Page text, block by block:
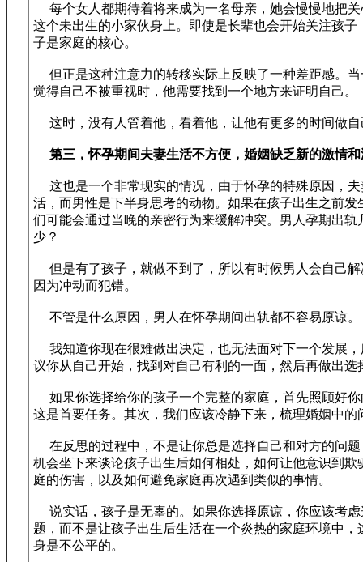
每个女人都期待着将来成为一名母亲，她会慢慢地把关
这个未出生的小家伙身上。即使是长辈也会开始关注孩子
子是家庭的核心。
但正是这种注意力的转移实际上反映了一种差距感。当
觉得自己不被重视时，他需要找到一个地方来证明自己。
这时，没有人管着他，看着他，让他有更多的时间做自
第三，怀孕期间夫妻生活不方便，婚姻缺乏新的激情
这也是一个非常现实的情况，由于怀孕的特殊原因，夫
活，而男性是下半身思考的动物。如果在孩子出生之前发
们可能会通过当晚的亲密行为来缓解冲突。男人孕期出轨
少？
但是有了孩子，就做不到了，所以有时候男人会自己解
因为冲动而犯错。
不管是什么原因，男人在怀孕期间出轨都不容易原谅。
我知道你现在很难做出决定，也无法面对下一个发展，
议你从自己开始，找到对自己有利的一面，然后再做出选
如果你选择给你的孩子一个完整的家庭，首先照顾好你
这是首要任务。其次，我们应该冷静下来，梳理婚姻中的
在反思的过程中，不是让你总是选择自己和对方的问题
机会坐下来谈论孩子出生后如何相处，如何让他意识到欺
庭的伤害，以及如何避免家庭再次遇到类似的事情。
说实话，孩子是无辜的。如果你选择原谅，你应该考虑
题，而不是让孩子出生后生活在一个炎热的家庭环境中，
身是不公平的。